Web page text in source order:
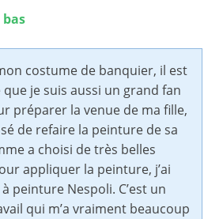
costume de banquier, il est
je suis aussi un grand fan
préparer la venue de ma fille,
de refaire la peinture de sa
a choisi de très belles
appliquer la peinture, j’ai
peinture Nespoli. C’est un
qui m’a vraiment beaucoup